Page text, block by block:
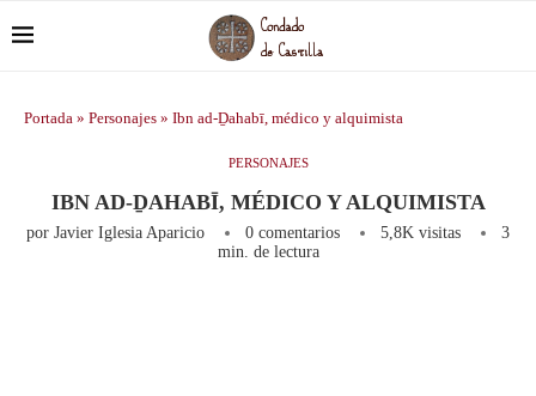
Portada » Personajes » Ibn ad-Ḏahabī, médico y alquimista
PERSONAJES
IBN AD-ḎAHABĪ, MÉDICO Y ALQUIMISTA
por Javier Iglesia Aparicio 0 comentarios 5,8K visitas
3
min. de lectura